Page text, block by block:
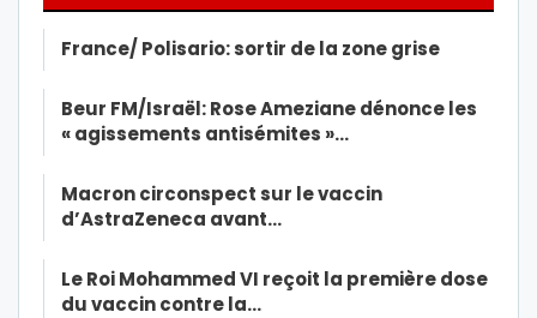
France/ Polisario: sortir de la zone grise
Beur FM/Israël: Rose Ameziane dénonce les
« agissements antisémites »…
Macron circonspect sur le vaccin
d’AstraZeneca avant…
Le Roi Mohammed VI reçoit la première dose
du vaccin contre la…